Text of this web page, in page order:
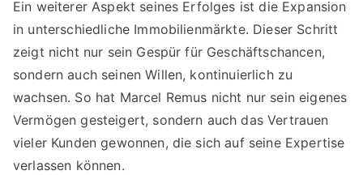
Ein weiterer Aspekt seines Erfolges ist die Expansion
in unterschiedliche Immobilienmärkte. Dieser Schritt
zeigt nicht nur sein Gespür für Geschäftschancen,
sondern auch seinen Willen, kontinuierlich zu
wachsen. So hat Marcel Remus nicht nur sein eigenes
Vermögen gesteigert, sondern auch das Vertrauen
vieler Kunden gewonnen, die sich auf seine Expertise
verlassen können.